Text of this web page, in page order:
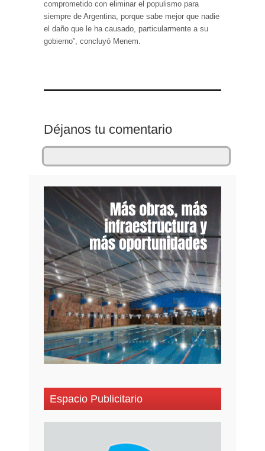
comprometido con eliminar el populismo para
siempre de Argentina, porque sabe mejor que nadie
el daño que le ha causado, particularmente a su
gobierno”, concluyó Menem.
Déjanos tu comentario
Espacio Publicitario